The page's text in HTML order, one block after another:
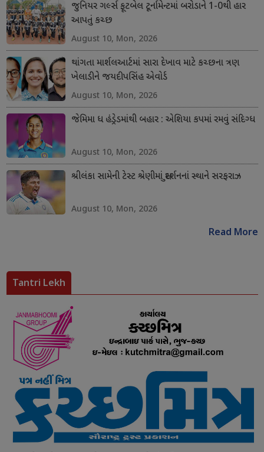
જુનિયર ગર્લ્સ ફૂટબેલ ટૂર્નામેન્ટમાં બરોડાને 1-0થી હાર
આપતું કચ્છ
August 10, Mon, 2026
થાંગતા માર્શલઆર્ટમાં સારા દેખાવ માટે કચ્છના ત્રણ
ખેલાડીને જયદીપસિંહ એવોર્ડ
August 10, Mon, 2026
જેમિમા ધ હંડ્રેડમાંથી બહાર : એશિયા કપમાં રમવું સંદિગ્ધ
August 10, Mon, 2026
શ્રીલંકા સામેની ટેસ્ટ શ્રેણીમાં સુદર્શનનાં સ્થાને સરફરાઝ
August 10, Mon, 2026
Read More
Tantri Lekh